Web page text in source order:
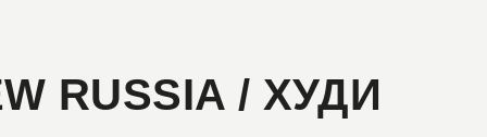
RUSSIA / ХУДИ